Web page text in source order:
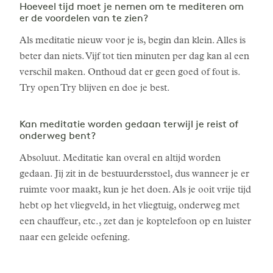
Hoeveel tijd moet je nemen om te mediteren om
er de voordelen van te zien?
Als meditatie nieuw voor je is, begin dan klein. Alles is
beter dan niets. Vijf tot tien minuten per dag kan al een
verschil maken. Onthoud dat er geen goed of fout is.
Try open Try blijven en doe je best.
Kan meditatie worden gedaan terwijl je reist of
onderweg bent?
Absoluut. Meditatie kan overal en altijd worden
gedaan. Jij zit in de bestuurdersstoel, dus wanneer je er
ruimte voor maakt, kun je het doen. Als je ooit vrije tijd
hebt op het vliegveld, in het vliegtuig, onderweg met
een chauffeur, etc., zet dan je koptelefoon op en luister
naar een geleide oefening.